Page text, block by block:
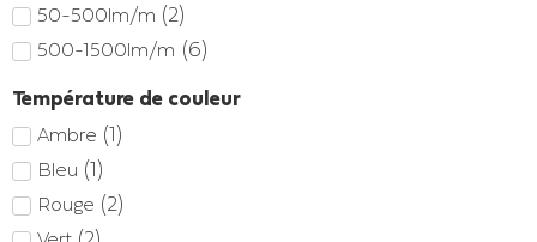
50-500lm/m (2)
500-1500lm/m (6)
Température de couleur
Ambre (1)
Bleu (1)
Rouge (2)